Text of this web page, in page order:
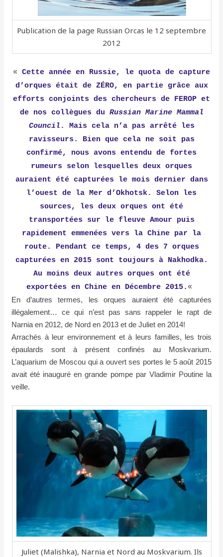
Publication de la page Russian Orcas le 12 septembre
2012
« Cette année en Russie, le quota de capture
d’orques était de ZÉRO, en partie grâce aux
efforts conjoints des chercheurs de FEROP et
de nos collègues du Russian Marine Mammal
Council . Mais cela n’a pas arrêté les
ravisseurs. Bien que cela ne soit pas
confirmé, nous avons entendu de fortes
rumeurs selon lesquelles deux orques
auraient été capturées le mois dernier dans
l’ouest de la Mer d’Okhotsk. Selon les
sources, les deux orques ont été
transportées sur le fleuve Amour puis
rapidement emmenées vers la Chine par la
route. Pendant ce temps, 4 des 7 orques
capturées en 2015 sont toujours à Nakhodka.
Au moins deux autres orques ont été
exportées en Chine en Décembre 2015. «
En d’autres termes, les orques auraient été capturées
illégalement… ce qui n’est pas sans rappeler le rapt de
Narnia en 2012, de Nord en 2013 et de Juliet en 2014!
Arrachés à leur environnement et à leurs familles, les trois
épaulards sont à présent confinés au Moskvarium.
L’aquarium de Moscou qui a ouvert ses portes le 5 août 2015
avait été inauguré en grande pompe par Vladimir Poutine la
veille.
Juliet (Malishka), Narnia et Nord au Moskvarium. Ils